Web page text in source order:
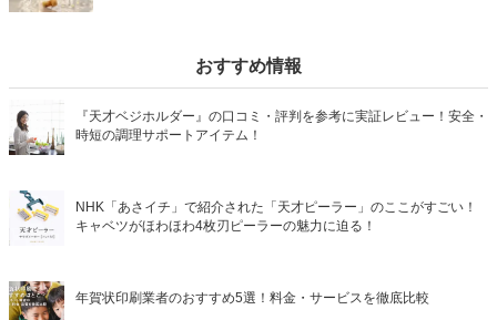
おすすめ情報
『天才ベジホルダー』の口コミ・評判を参考に実証レビュー！安全・
時短の調理サポートアイテム！
NHK「あさイチ」で紹介された「天才ピーラー」のここがすごい！
キャベツがほわほわ4枚刃ピーラーの魅力に迫る！
年賀状印刷業者のおすすめ5選！料金・サービスを徹底比較